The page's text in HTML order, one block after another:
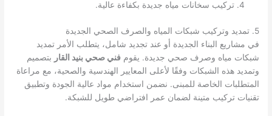
تركيب سخانات مياه جديدة بكفاءة عالية.
5. تمديد وتركيب شبكات المياه والصرف الصحي الجديدة
في مشاريع البناء الجديدة أو عند تجديد شامل، يتطلب الأمر تمديد
شبكات مياه وصرف صحي جديدة. يقومفني صحي بنيد القار بتصميم
وتمديد هذه الشبكات وفقًا لأعلى المعايير الهندسية والصحية، مع مراعاة
المتطلبات الخاصة للمبنى. نضمن استخدام مواد عالية الجودة وتطبيق
تقنيات تركيب متينة لضمان عمر افتراضي طويل للشبكة.